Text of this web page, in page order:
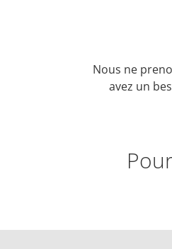
Nous ne
avez un